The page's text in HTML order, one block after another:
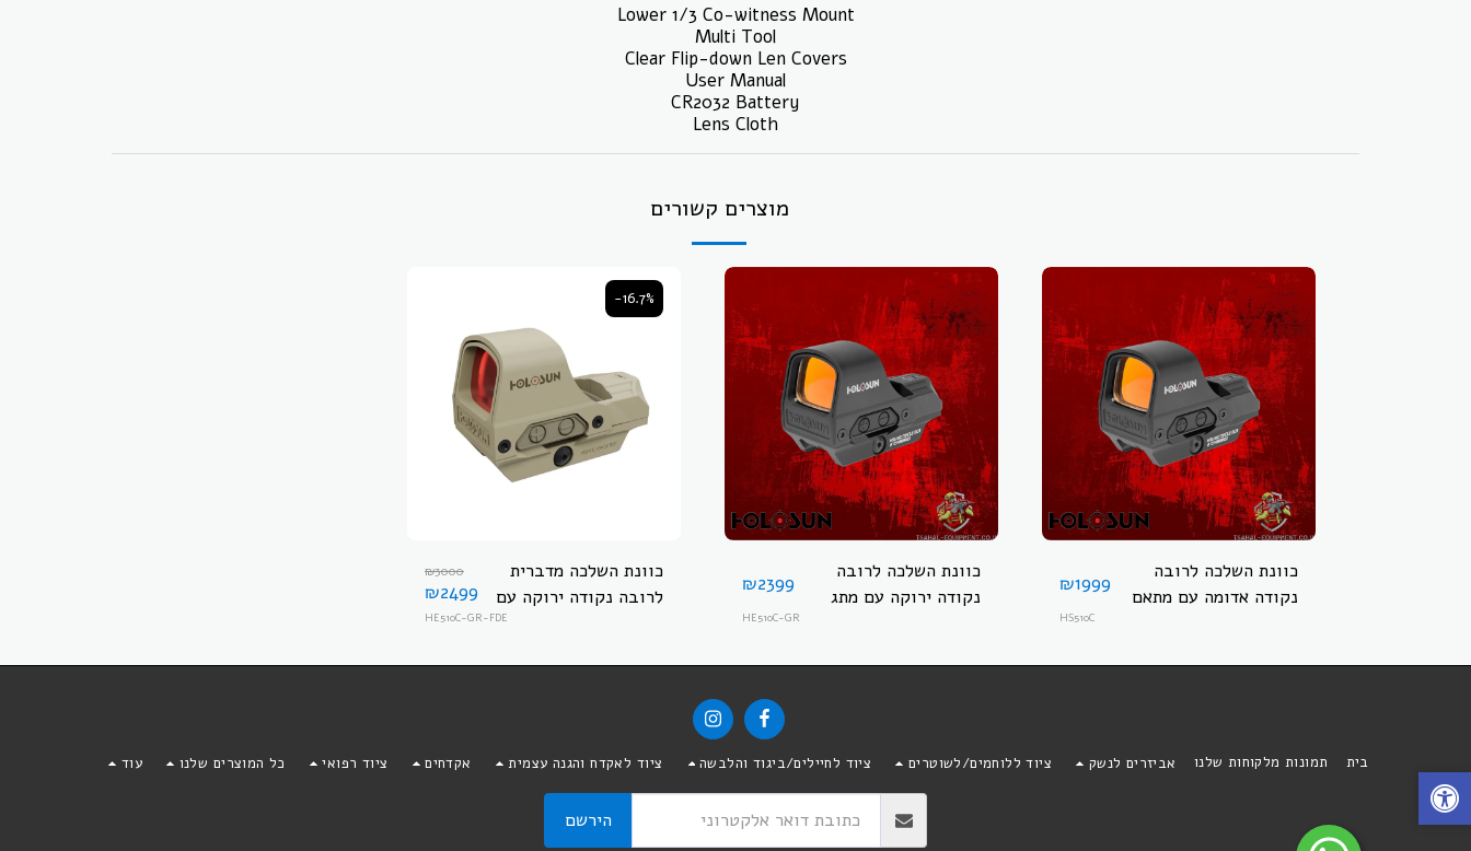
Lower 1/3 Co-witness Mount
Multi Tool
Clear Flip-down Len Covers
User Manual
CR2032 Battery
Lens Cloth
מוצרים קשורים
כוונת השלכה לרובה
נקודה אדומה עם מתאם
₪1999
HS510C
כוונת השלכה לרובה
נקודה ירוקה עם מתג
₪2399
HE510C-GR
-16.7%
כוונת השלכה מדברית
לרובה נקודה ירוקה עם
₪3000
₪2499
HE510C-GR-FDE
בית תמונות מלקוחות שלנו אביזרים לנשק ציוד ללוחמים/לשוטרים ציוד לחיילים/ביגוד והלבשה ציוד לאקדח והגנה עצמית אקדחים ציוד רפואי כל המוצרים שלנו עוד
הירשם